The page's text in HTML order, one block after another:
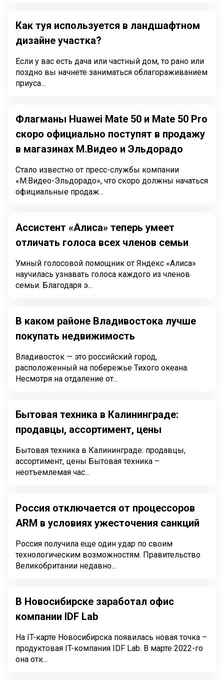
Как туя используется в ландшафтном
дизайне участка?
Если у вас есть дача или частный дом, то рано или
поздно вы начнете заниматься облагораживанием
приуса...
Флагманы Huawei Mate 50 и Mate 50 Pro
скоро официально поступят в продажу
в магазинах М.Видео и Эльдорадо
Стало известно от пресс-службы компании
«М.Видео-Эльдорадо», что скоро должны начаться
официальные продаж...
Ассистент «Алиса» теперь умеет
отличать голоса всех членов семьи
Умный голосовой помощник от Яндекс «Алиса»
научилась узнавать голоса каждого из членов
семьи. Благодаря э...
В каком районе Владивостока лучше
покупать недвижимость
Владивосток — это российский город,
расположенный на побережье Тихого океана.
Несмотря на отдаление от...
Бытовая техника в Калининграде:
продавцы, ассортимент, цены
Бытовая техника в Калининграде: продавцы,
ассортимент, цены Бытовая техника –
неотъемлемая час...
Россия отключается от процессоров
ARM в условиях ужесточения санкций
Россия получила еще один удар по своим
технологическим возможностям. Правительство
Великобритании недавно...
В Новосибирске заработал офис
компании IDF Lab
На IT-карте Новосибирска появилась новая точка –
продуктовая IT-компания IDF Lab. В марте 2022-го
она отк...